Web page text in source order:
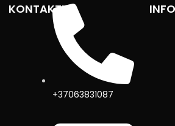
KONTAKTI
+37063831087